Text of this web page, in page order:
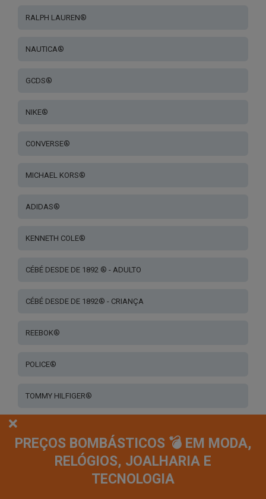
RALPH LAUREN®
NAUTICA®
GCDS®
NIKE®
CONVERSE®
MICHAEL KORS®
ADIDAS®
KENNETH COLE®
CÉBÉ DESDE DE 1892 ® - ADULTO
CÉBÉ DESDE DE 1892® - CRIANÇA
REEBOK®
POLICE®
TOMMY HILFIGER®
BULGET®
PREÇOS BOMBÁSTICOS 💣 EM MODA,
RELÓGIOS, JOALHARIA E
TECNOLOGIA